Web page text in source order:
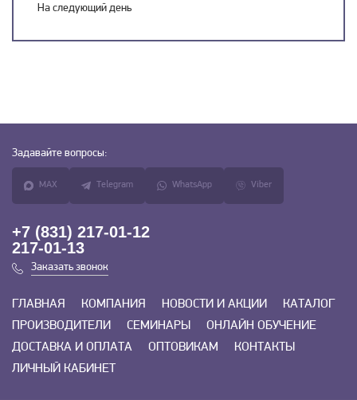
На следующий день
Задавайте вопросы:
MAX Telegram WhatsApp Viber
+7 (831) 217-01-12
217-01-13
Заказать звонок
ГЛАВНАЯ КОМПАНИЯ НОВОСТИ И АКЦИИ
КАТАЛОГ
ПРОИЗВОДИТЕЛИ
СЕМИНАРЫ
ОНЛАЙН ОБУЧЕНИЕ
ДОСТАВКА И ОПЛАТА
ОПТОВИКАМ
КОНТАКТЫ
ЛИЧНЫЙ КАБИНЕТ